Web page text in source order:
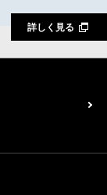
詳しく見る